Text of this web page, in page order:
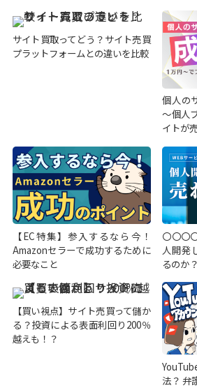
サイト買取ってどう？サイト売買
プラットフォームとの違いを比較
個人の
～個人
イトが
【EC特集】参入するなら今！
Amazonセラーで成功するために
必要なこと
〇〇〇
人開発
るのか？
【買い視点】サイト売買って儲か
る？投資による表面利回り200％
越えも！？
法？ 弁